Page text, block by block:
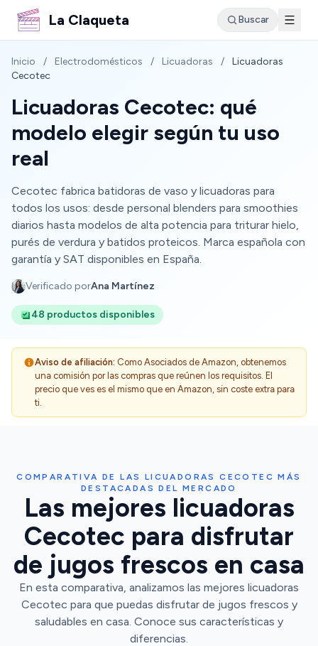
La Claqueta Buscar
Inicio / Electrodomésticos / Licuadoras /
Licuadoras
Cecotec
Licuadoras Cecotec: qué
modelo elegir según tu uso
real
Cecotec fabrica batidoras de vaso y licuadoras para
todos los usos: desde personal blenders para smoothies
diarios hasta modelos de alta potencia para triturar hielo,
purés de verdura y batidos proteicos. Marca española con
garantía y SAT disponibles en España.
Verificado porAna Martínez
48 productos disponibles
Aviso de afiliación: Como Asociados de Amazon, obtenemos
una comisión por las compras que reúnen los requisitos. El
precio que ves es el mismo que en Amazon, sin coste extra para
ti.
COMPARATIVA DE LAS LICUADORAS CECOTEC MÁS
DESTACADAS DEL MERCADO
Las mejores licuadoras
Cecotec para disfrutar
de jugos frescos en casa
En esta comparativa, analizamos las mejores licuadoras
Cecotec para que puedas disfrutar de jugos frescos y
saludables en casa. Conoce sus características y
diferencias.